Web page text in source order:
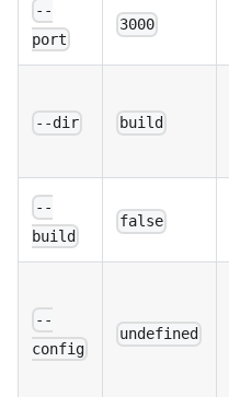
--
port
3000
--dir build
--
build
false
--
config
undefined